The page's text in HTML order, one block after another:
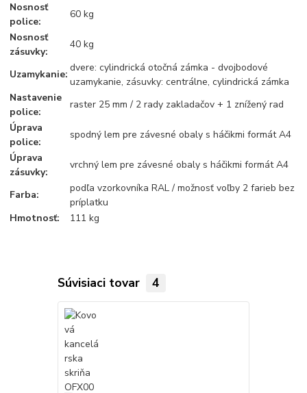
Nosnosť
police:
60 kg
Nosnosť
zásuvky:
40 kg
Uzamykanie:
dvere: cylindrická otočná zámka - dvojbodové
uzamykanie, zásuvky: centrálne, cylindrická zámka
Nastavenie
police:
raster 25 mm / 2 rady zakladačov + 1 znížený rad
Úprava
police:
spodný lem pre závesné obaly s háčikmi formát A4
Úprava
zásuvky:
vrchný lem pre závesné obaly s háčikmi formát A4
Farba:
podľa vzorkovníka RAL / možnosť voľby 2 farieb bez
príplatku
Hmotnosť:
111 kg
Súvisiaci tovar 4